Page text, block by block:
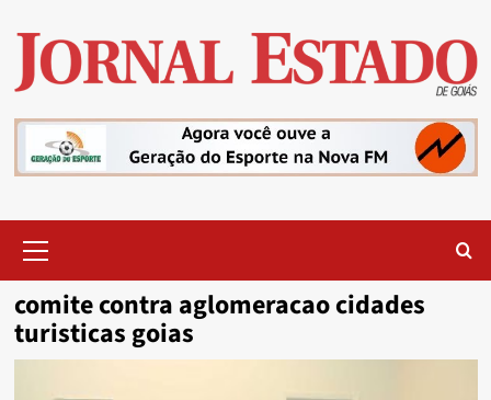
content
Menu
comite contra aglomeracao cidades
turisticas goias